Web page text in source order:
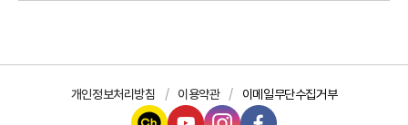
개인정보처리방침 이용약관 이메일무단수집거부